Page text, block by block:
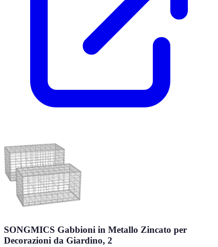
SONGMICS Gabbioni in Metallo Zincato per
Decorazioni da Giardino, 2